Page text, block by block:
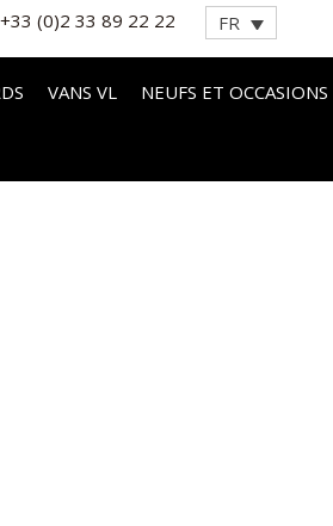
+33 (0)2 33 89 22 22 FR
VANS VL NEUFS ET OCCASIONS